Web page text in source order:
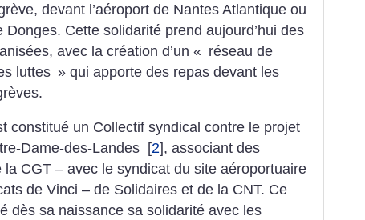
devant l’aéroport de Nantes Atlantique ou
Donges. Cette solidarité prend aujourd’hui des
avec la création d’un « réseau de
luttes » qui apporte des repas devant les
constitué un Collectif syndical contre le projet
Dame-des-Landes
[2], associant des
la CGT – avec le syndicat du site aéroportuaire
de Vinci – de Solidaires et de la CNT. Ce
dès sa naissance sa solidarité avec les